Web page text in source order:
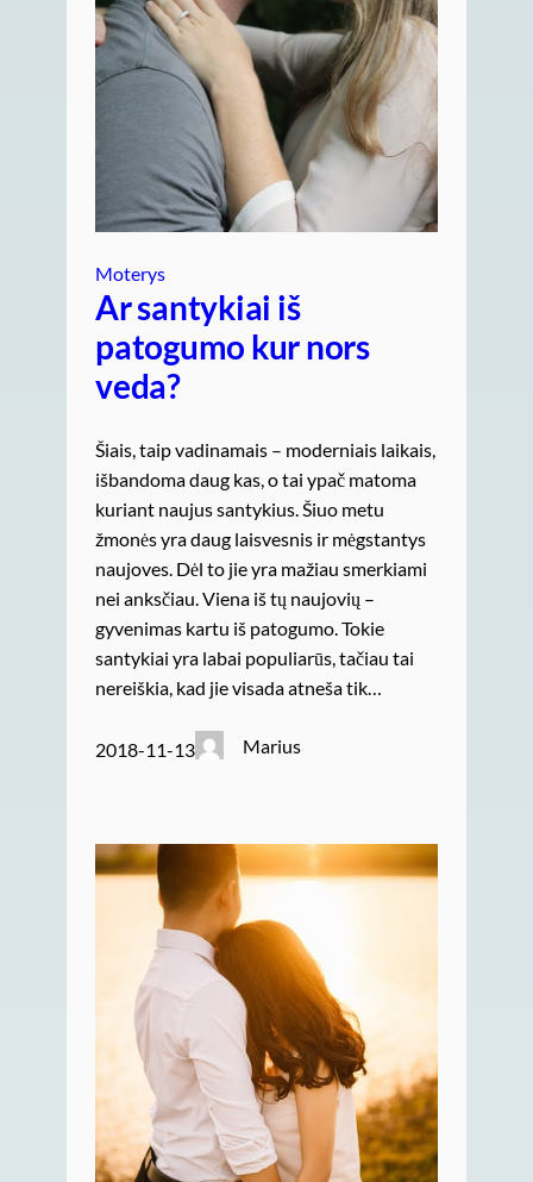
Moterys
Ar santykiai iš
patogumo kur nors
veda?
Šiais, taip vadinamais – moderniais laikais,
išbandoma daug kas, o tai ypač matoma
kuriant naujus santykius. Šiuo metu
žmonės yra daug laisvesnis ir mėgstantys
naujoves. Dėl to jie yra mažiau smerkiami
nei anksčiau. Viena iš tų naujovių –
gyvenimas kartu iš patogumo. Tokie
santykiai yra labai populiarūs, tačiau tai
nereiškia, kad jie visada atneša tik…
2018-11-13 Marius